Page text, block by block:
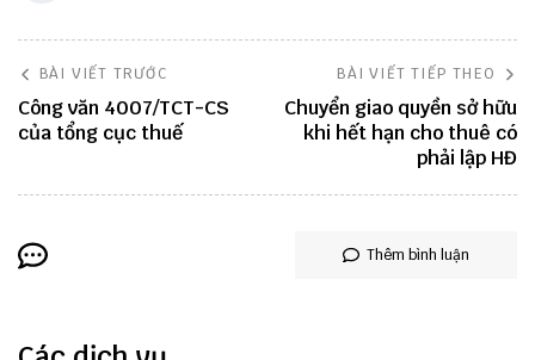
BÀI VIẾT TRƯỚC
Công văn 4007/TCT-CS
của tổng cục thuế
BÀI VIẾT TIẾP THEO
Chuyển giao quyền sở hữu
khi hết hạn cho thuê có
phải lập HĐ
Thêm bình luận